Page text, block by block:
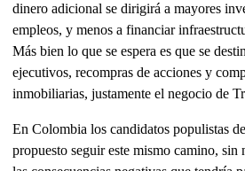
dinero adicional se dirigirá a mayores
empleos, y menos a financiar
Más bien lo que se espera es que se
ejecutivos, recompras de acciones y
inmobiliarias, justamente el negocio de
En Colombia los candidatos populistas
propuesto seguir este mismo camino, sin